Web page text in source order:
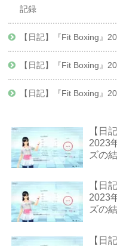
記録
【日記】『Fit Boxing』
【日記】『Fit Boxing』
【日記】『Fit Boxing』
【日
2023
ズの
【日
2023
ズの
【日